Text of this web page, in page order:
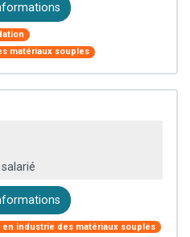
matériaux souples
en industrie des matériaux souples